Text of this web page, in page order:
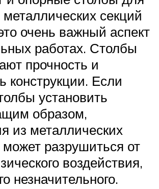
секций
очень важный аспект
работах. Столбы
прочность и
конструкции. Если
установить
образом,
из металлических
разрушиться от
воздействия,
незначительного.